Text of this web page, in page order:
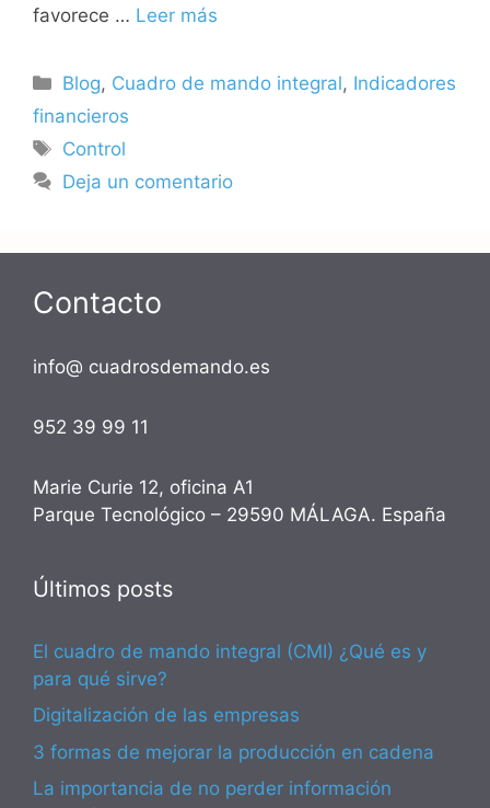
favorece … Leer más
Categorías
Blog, Cuadro de mando integral, Indicadores
financieros
Etiquetas
Control
Deja un comentario
Contacto
info@ cuadrosdemando.es
952 39 99 11
Marie Curie 12, oficina A1
Parque Tecnológico – 29590 MÁLAGA. España
Últimos posts
El cuadro de mando integral (CMI) ¿Qué es y
para qué sirve?
Digitalización de las empresas
3 formas de mejorar la producción en cadena
La importancia de no perder información